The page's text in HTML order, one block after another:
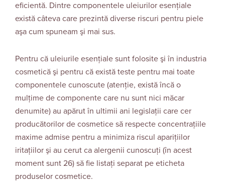
eficientă. Dintre componentele uleiurilor esenţiale
există câteva care prezintă diverse riscuri pentru piele
aşa cum spuneam şi mai sus.
Pentru că uleiurile esenţiale sunt folosite şi în industria
cosmetică şi pentru că există teste pentru mai toate
componentele cunoscute (atenţie, există încă o
mulţime de componente care nu sunt nici măcar
denumite) au apărut în ultimii ani legislaţii care cer
producătorilor de cosmetice să respecte concentrațiile
maxime admise pentru a minimiza riscul apariţiilor
iritațiilor şi au cerut ca alergenii cunoscuţi (în acest
moment sunt 26) să fie listaţi separat pe eticheta
produselor cosmetice.